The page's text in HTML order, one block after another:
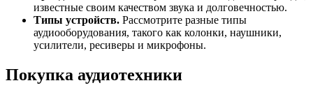
известные своим качеством звука и долговечностью.
Типы устройств. Рассмотрите разные типы
аудиооборудования, такого как колонки, наушники,
усилители, ресиверы и микрофоны.
Покупка аудиотехники